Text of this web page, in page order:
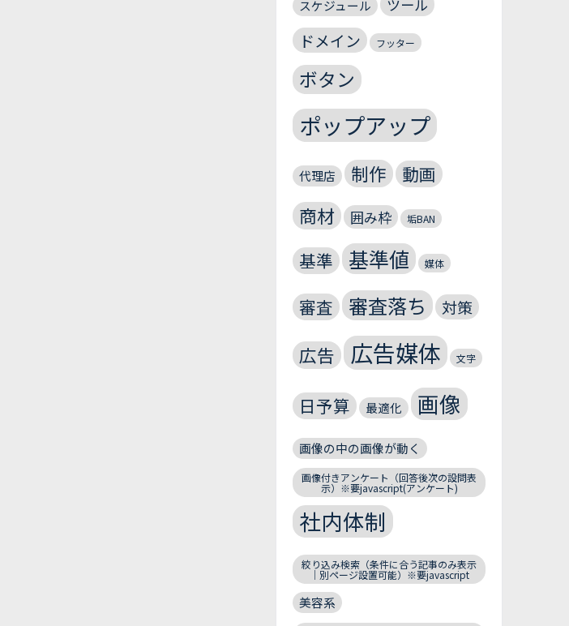
スケジュール ツール
ドメイン フッター
ボタン
ポップアップ
代理店 制作 動画
商材 囲み枠 垢BAN
基準 基準値 媒体
審査 審査落ち 対策
広告 広告媒体 文字
日予算 最適化 画像
画像の中の画像が動く
画像付きアンケート（回答後次の設問表
示）※要javascript(アンケート)
社内体制
絞り込み検索（条件に合う記事のみ表示
｜別ページ設置可能）※要javascript
美容系